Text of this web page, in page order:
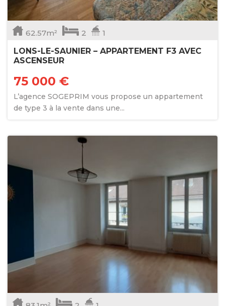
62.57m² 2
1
LONS-LE-SAUNIER – APPARTEMENT F3 AVEC
ASCENSEUR
75 000 €
L’agence SOGEPRIM vous propose un appartement
de type 3 à la vente dans une...